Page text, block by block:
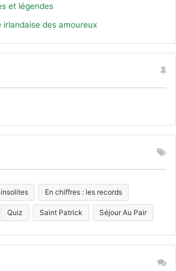
et légendes
irlandaise des amoureux
En chiffres : les records
Quiz Saint Patrick Séjour Au Pair